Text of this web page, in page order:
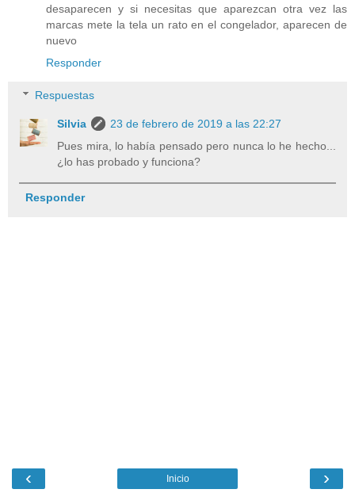
desaparecen y si necesitas que aparezcan otra vez las
marcas mete la tela un rato en el congelador, aparecen de
nuevo
Responder
Respuestas
Silvia
23 de febrero de 2019 a las 22:27
Pues mira, lo había pensado pero nunca lo he hecho...
¿lo has probado y funciona?
Responder
‹ ›
Inicio